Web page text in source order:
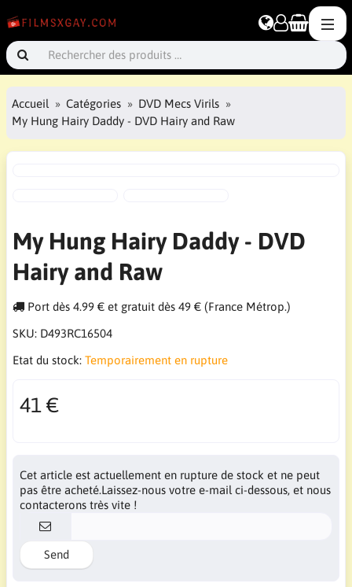
Accueil Catégories
DVD Mecs Virils
My Hung Hairy Daddy - DVD Hairy and Raw
My Hung Hairy Daddy - DVD
Hairy and Raw
Port dès 4.99 € et gratuit dès 49 € (France Métrop.)
SKU: D493RC16504
Etat du stock: Temporairement en rupture
41 €
Cet article est actuellement en rupture de stock et ne peut
pas être acheté.Laissez-nous votre e-mail ci-dessous, et nous
contacterons très vite !
Send